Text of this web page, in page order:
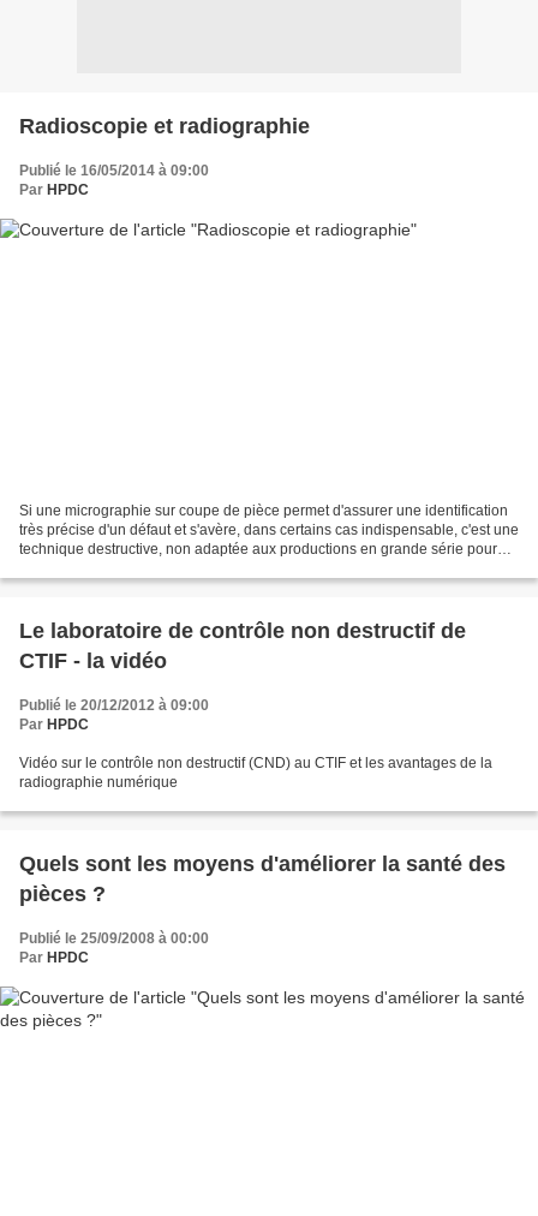
Radioscopie et radiographie
Publié le 16/05/2014 à 09:00
Par HPDC
Si une micrographie sur coupe de pièce permet d'assurer une identification
très précise d'un défaut et s'avère, dans certains cas indispensable, c'est une
technique destructive, non adaptée aux productions en grande série pour
Le laboratoire de contrôle non destructif de
CTIF - la vidéo
Publié le 20/12/2012 à 09:00
Par HPDC
Vidéo sur le contrôle non destructif (CND) au CTIF et les avantages de la
radiographie numérique
Quels sont les moyens d'améliorer la santé des
pièces ?
Publié le 25/09/2008 à 00:00
Par HPDC